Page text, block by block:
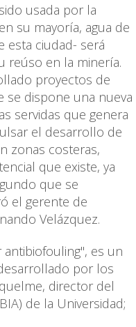
usada por la
su mayoría, agua de
esta ciudad- será
reúso en la minería.
proyectos de
se dispone una nueva
servidas que genera
el desarrollo de
zonas costeras,
que existe, ya
que se
el gerente de
Velázquez.
es un
por los
director del
de la Universidad;